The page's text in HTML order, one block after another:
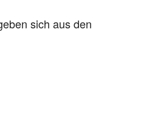
sich aus den